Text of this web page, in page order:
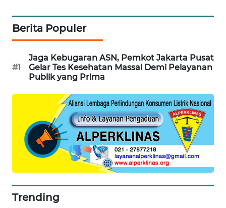
Berita Populer
#1
Jaga Kebugaran ASN, Pemkot Jakarta Pusat
Gelar Tes Kesehatan Massal Demi Pelayanan
Publik yang Prima
Trending
WN
CIANJUR
WN
KEPULAUAN
WN
TANGERANG
WN
WN
CIREBON